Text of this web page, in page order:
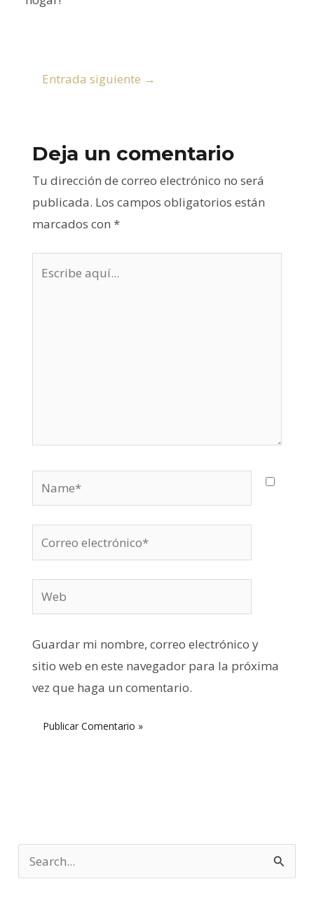
Entrada siguiente →
Deja un comentario
Tu dirección de correo electrónico no será
publicada. Los campos obligatorios están
marcados con *
Name*
Correo
electrónico*
Web
Guardar mi nombre, correo electrónico y
sitio web en este navegador para la próxima
vez que haga un comentario.